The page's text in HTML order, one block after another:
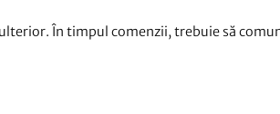
În timpul comenzii, trebuie să